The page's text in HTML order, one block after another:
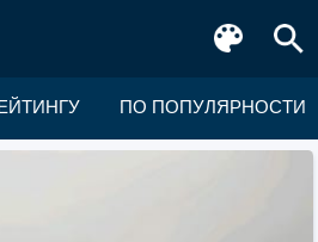
ПО ПОПУЛЯРНОСТИ